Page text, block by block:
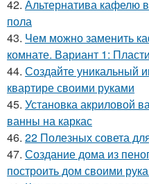
42. Альтернатива кафелю
пола
43. Чем можно заменить
комнате. Вариант 1:
44. Создайте уникальный
квартире своими руками
45. Установка акриловой
ванны на каркас
46. 22 Полезных совета
47. Создание дома из
построить дом своими